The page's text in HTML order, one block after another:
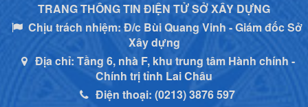
TRANG THÔNG TIN ĐIỆN TỬ SỞ XÂY DỰNG
Chịu trách nhiệm: Đ/c Bùi Quang Vinh - Giám đốc Sở
Xây dựng
Địa chỉ: Tầng 6, nhà F, khu trung tâm Hành chính -
Chính trị tỉnh Lai Châu
Điện thoại: (0213) 3876 597